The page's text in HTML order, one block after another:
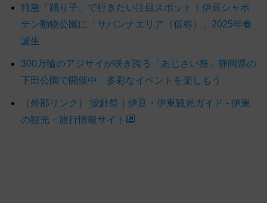
特急「踊り子」で行きたい注目スポット！伊豆シャボ
テン動物公園に「サバンナエリア（仮称）」2025年春
誕生
300万輪のアジサイが咲き誇る「あじさい祭」静岡県の
下田公園で開催中 多彩なイベントを楽しもう
（外部リンク） 按針祭｜伊豆・伊東観光ガイド - 伊東
の観光・旅行情報サイト